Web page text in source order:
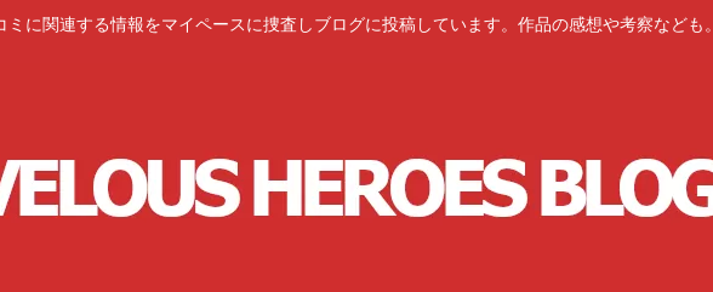
に関連する情報をマイペースに捜査しブログに投稿しています。作品の感想や考察なども。